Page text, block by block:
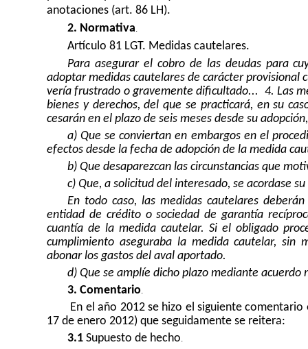
anotaciones (art. 86 LH).
2. Normativa.
Artículo 81 LGT. Medidas cautelares.
Para asegurar el cobro de las deudas para
adoptar medidas cautelares de carácter provisional
vería frustrado o gravemente dificultado...
4. Las
bienes y derechos, del que se practicará, en su
cesarán en el plazo de seis meses desde su
a) Que se conviertan en embargos en el
efectos desde la fecha de adopción de la medida
b) Que desaparezcan las circunstancias que
c) Que, a solicitud del interesado, se acordase
En todo caso, las medidas cautelares
entidad de crédito o sociedad de garantía
cuantía de la medida cautelar. Si el obligado
cumplimiento aseguraba la medida cautelar, sin
abonar los gastos del aval aportado.
d) Que se amplíe dicho plazo mediante
3. Comentario.
En el año 2012 se hizo el siguiente
17 de enero 2012) que seguidamente se reitera:
3.1 Supuesto de hecho.